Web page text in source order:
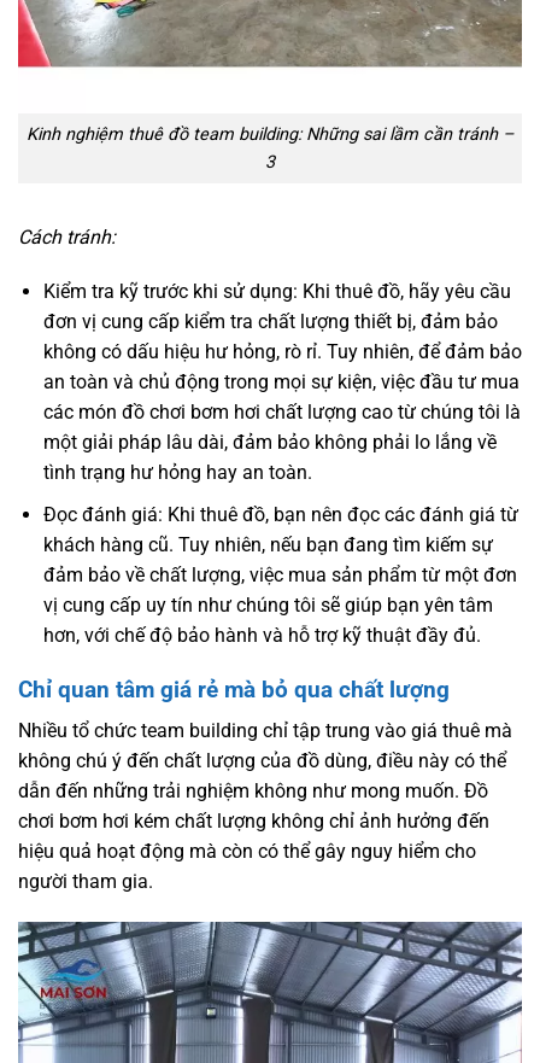
Kinh nghiệm thuê đồ team building: Những sai lầm cần tránh –
3
Cách tránh:
Kiểm tra kỹ trước khi sử dụng: Khi thuê đồ, hãy yêu cầu
đơn vị cung cấp kiểm tra chất lượng thiết bị, đảm bảo
không có dấu hiệu hư hỏng, rò rỉ. Tuy nhiên, để đảm bảo
an toàn và chủ động trong mọi sự kiện, việc đầu tư mua
các món đồ chơi bơm hơi chất lượng cao từ chúng tôi là
một giải pháp lâu dài, đảm bảo không phải lo lắng về
tình trạng hư hỏng hay an toàn.
Đọc đánh giá: Khi thuê đồ, bạn nên đọc các đánh giá từ
khách hàng cũ. Tuy nhiên, nếu bạn đang tìm kiếm sự
đảm bảo về chất lượng, việc mua sản phẩm từ một đơn
vị cung cấp uy tín như chúng tôi sẽ giúp bạn yên tâm
hơn, với chế độ bảo hành và hỗ trợ kỹ thuật đầy đủ.
Chỉ quan tâm giá rẻ mà bỏ qua chất lượng
Nhiều tổ chức team building chỉ tập trung vào giá thuê mà
không chú ý đến chất lượng của đồ dùng, điều này có thể
dẫn đến những trải nghiệm không như mong muốn. Đồ
chơi bơm hơi kém chất lượng không chỉ ảnh hưởng đến
hiệu quả hoạt động mà còn có thể gây nguy hiểm cho
người tham gia.